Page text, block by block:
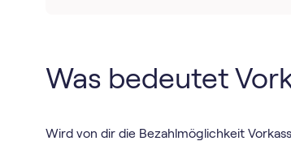
Was bedeutet
Wird von dir die Bezahlmöglichkeit